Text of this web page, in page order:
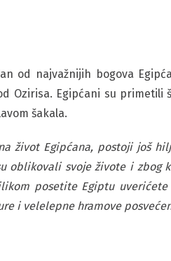
od najvažnijih bogova
Ozirisa. Egipćani su primetili
šakala.
život Egipćana, postoji još
oblikovali svoje živote i zbog
posetite Egiptu
i velelepne hramove